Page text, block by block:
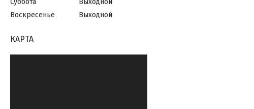
Суббота
Выходной
Воскресенье
Выходной
КАРТА